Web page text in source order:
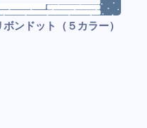
ボンドット（５カラー）